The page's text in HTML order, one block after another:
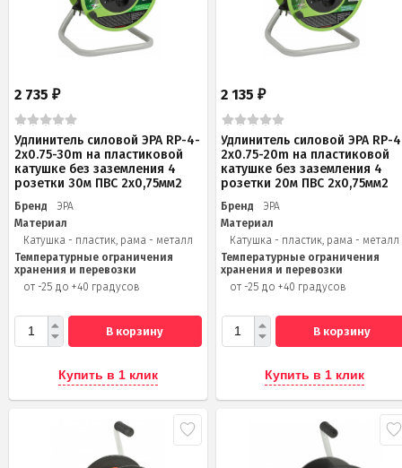
2 735 ₽
Удлинитель силовой ЭРА RP-4-
2x0.75-30m на пластиковой
катушке без заземления 4
розетки 30м ПВС 2х0,75мм2
Бренд
ЭРА
Материал
Катушка - пластик, рама - металл
Температурные ограничения
хранения и перевозки
от -25 до +40 градусов
В корзину
Купить в 1 клик
2 135₽
Удлинитель силовой ЭРА RP-
2x0.75-20m на пластиковой
катушке без заземления 4
розетки 20м ПВС 2х0,75мм2
Бренд
ЭРА
Материал
Катушка - пластик, рама - металл
Температурные ограничения
хранения и перевозки
от -25 до +40 градусов
В корзину
Купить в 1 клик